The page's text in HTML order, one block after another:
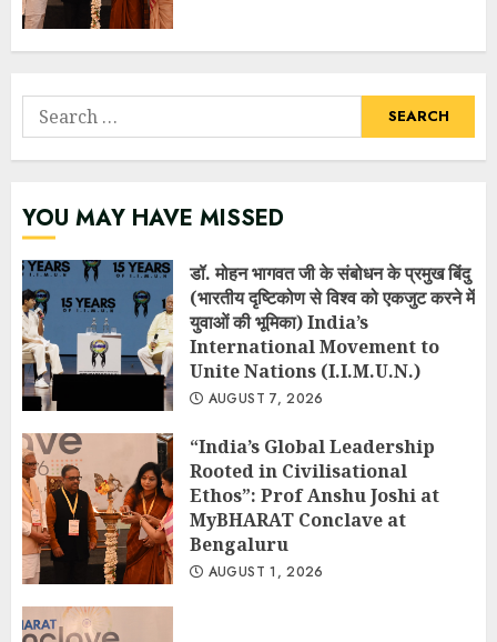
Search
for:
YOU MAY HAVE MISSED
डॉ. मोहन भागवत जी के संबोधन के प्रमुख बिंदु
(भारतीय दृष्टिकोण से विश्व को एकजुट करने में
युवाओं की भूमिका) India’s
International Movement to
Unite Nations (I.I.M.U.N.)
AUGUST 7, 2026
“India’s Global Leadership
Rooted in Civilisational
Ethos”: Prof Anshu Joshi at
MyBHARAT Conclave at
Bengaluru
AUGUST 1, 2026